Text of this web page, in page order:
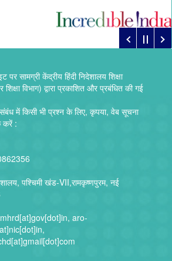
पर सामग्री केंद्रीय हिंदी निदेशालय शिक्षा
विभाग) द्वारा प्रकाशित और प्रबंधित की गई
में किसी भी प्रश्न के लिए, कृपया, वेब सूचना
करें :
पश्चिमी खंड-VII,रामकृष्णपुरम, नई
aro-